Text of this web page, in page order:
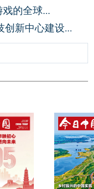
戏的全球...
创新中心建设...